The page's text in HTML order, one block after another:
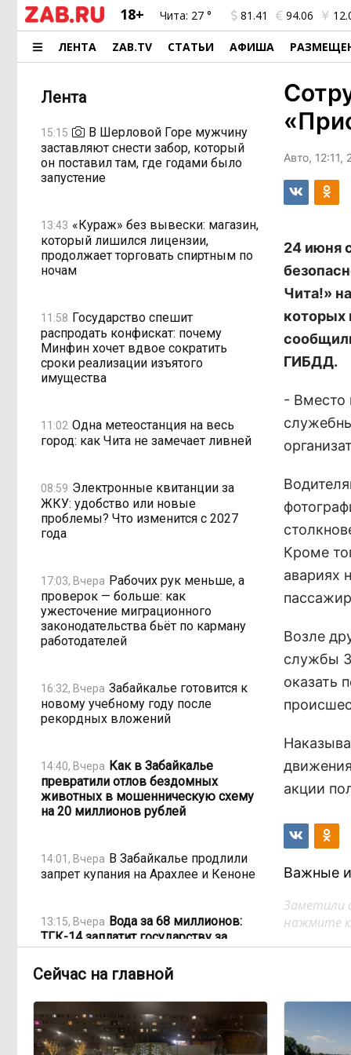
18+ Чита: 27 ° 81.41 94.06
ЛЕНТА ZAB.TV СТАТЬИ АФИША
Лента
15:15
В Шерловой Горе мужчину
заставляют снести забор, который
он поставил там, где годами было
запустение
13:43 «Кураж» без вывески: магазин,
который лишился лицензии,
продолжает торговать спиртным по
ночам
11:58 Государство спешит
распродать конфискат: почему
Минфин хочет вдвое сократить
сроки реализации изъятого
имущества
11:02 Одна метеостанция на весь
город: как Чита не замечает ливней
08:59 Электронные квитанции за
ЖКУ: удобство или новые
проблемы? Что изменится с 2027
года
17:03, Вчера Рабочих рук меньше, а
проверок — больше: как
ужесточение миграционного
законодательства бьёт по карману
работодателей
16:32, Вчера Забайкалье готовится к
новому учебному году после
рекордных вложений
14:40, Вчера Как в Забайкалье
превратили отлов бездомных
животных в мошенническую схему
на 20 миллионов рублей
14:01, Вчера В Забайкалье продлили
запрет купания на Арахлее и Кеноне
13:15, Вчера Вода за 68 миллионов:
ТГК-14 заплатит государству за
пользование Кеноном и Ингодой
12:33, Вчера Этно-парк, который до
сих пор не готов, работает почти три
года: что не так с Сухотино?
Авто, 12:11,
24 июня
Чита!»
которых
ГИБДД.
- Вместо
Кроме
авариях
Возле
службы
оказать
акции
Важные
Заметили
нажмите
Сейчас на главной